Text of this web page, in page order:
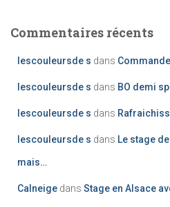
Commentaires récents
lescouleursde s dans
lescouleursde s dans BO demi
lescouleursde s dans
lescouleursde s dans Le stage
mais…
Calneige dans Stage en Alsace